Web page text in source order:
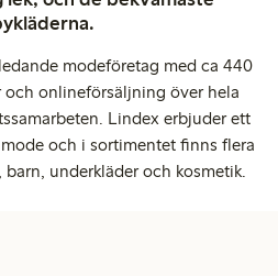
modeföretag med ca 440
och onlineförsäljning över hela
Lindex erbjuder ett
och i sortimentet finns flera
underkläder och kosmetik.